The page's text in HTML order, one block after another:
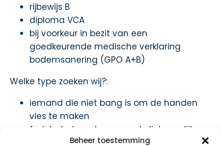
Beheer toestemming
rijbewijs B
diploma VCA
bij voorkeur in bezit van een
goedkeurende medische verklaring
bodemsanering (GPO A+B)
Welke type zoeken wij?:
iemand die niet bang is om de handen
vies te maken
fysiek sterk, met een goede lichamelijke